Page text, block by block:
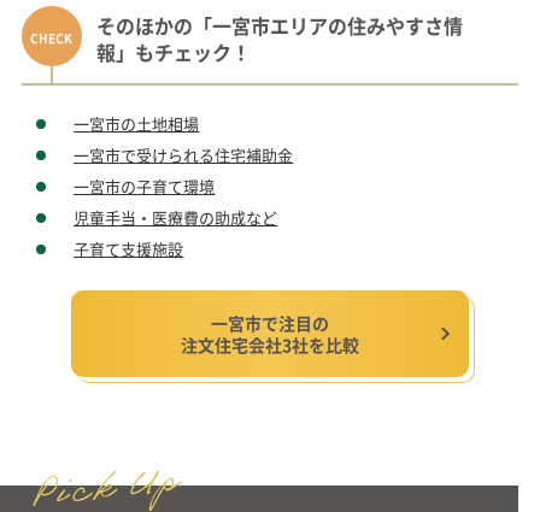
そのほかの「一宮市エリアの住みやすさ情
報」もチェック！
一宮市の土地相場
一宮市で受けられる住宅補助金
一宮市の子育て環境
児童手当・医療費の助成など
子育て支援施設
一宮市で注目の
注文住宅会社3社を比較